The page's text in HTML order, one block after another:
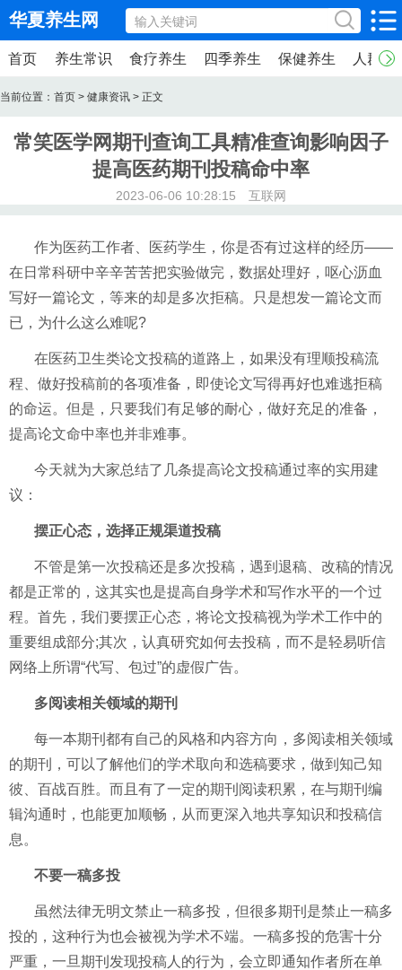
华夏养生网
首页 养生常识 食疗养生 四季养生 保健养生 人群养
当前位置： 首页 > 健康资讯 > 正文
常笑医学网期刊查询工具精准查询影响因子
提高医药期刊投稿命中率
2023-06-06 10:28:15 互联网
作为医药工作者、医药学生，你是否有过这样的经历——
在日常科研中辛辛苦苦把实验做完，数据处理好，呕心沥血
写好一篇论文，等来的却是多次拒稿。只是想发一篇论文而
已，为什么这么难呢?
在医药卫生类论文投稿的道路上，如果没有理顺投稿流
程、做好投稿前的各项准备，即使论文写得再好也难逃拒稿
的命运。但是，只要我们有足够的耐心，做好充足的准备，
提高论文命中率也并非难事。
今天就为大家总结了几条提高论文投稿通过率的实用建
议：
摆正心态，选择正规渠道投稿
不管是第一次投稿还是多次投稿，遇到退稿、改稿的情况
都是正常的，这其实也是提高自身学术和写作水平的一个过
程。首先，我们要摆正心态，将论文投稿视为学术工作中的
重要组成部分;其次，认真研究如何去投稿，而不是轻易听信
网络上所谓“代写、包过”的虚假广告。
多阅读相关领域的期刊
每一本期刊都有自己的风格和内容方向，多阅读相关领域
的期刊，可以了解他们的学术取向和选稿要求，做到知己知
彼、百战百胜。而且有了一定的期刊阅读积累，在与期刊编
辑沟通时，也能更加顺畅，从而更深入地共享知识和投稿信
息。
不要一稿多投
虽然法律无明文禁止一稿多投，但很多期刊是禁止一稿多
投的，这种行为也会被视为学术不端。一稿多投的危害十分
严重，一旦期刊发现投稿人的行为，会立即通知作者所在单